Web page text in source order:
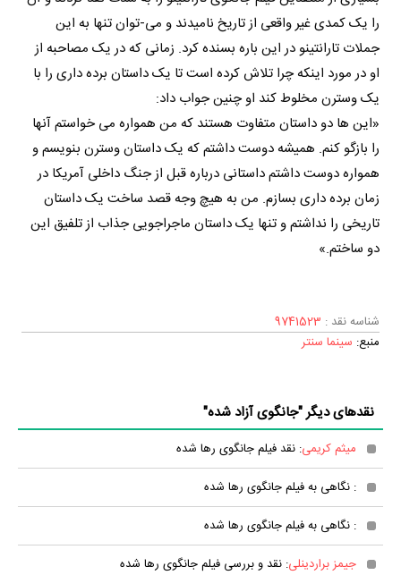
را یک کمدی غیر واقعی از تاریخ نامیدند و می-توان تنها به این
جملات تارانتینو در این باره بسنده کرد. زمانی که در یک مصاحبه از
او در مورد اینکه چرا تلاش کرده است تا یک داستان برده داری را با
یک وسترن مخلوط کند او چنین جواب داد:
«این ها دو داستان متفاوت هستند که من همواره می خواستم آنها
را بازگو کنم. همیشه دوست داشتم که یک داستان وسترن بنویسم و
همواره دوست داشتم داستانی درباره قبل از جنگ داخلی آمریکا در
زمان برده داری بسازم. من به هیچ وجه قصد ساخت یک داستان
تاریخی را نداشتم و تنها یک داستان ماجراجویی جذاب از تلفیق این
دو ساختم.»
شناسه نقد : 9741523
منبع: سینما سنتر
نقدهای دیگر "جانگوی آزاد شده"
میثم کریمی: نقد فیلم جانگوی رها شده
: نگاهی به فیلم جانگوی رها شده
: نگاهی به فیلم جانگوی رها شده
جیمز براردینلی: نقد و بررسی فیلم جانگوی رها شده